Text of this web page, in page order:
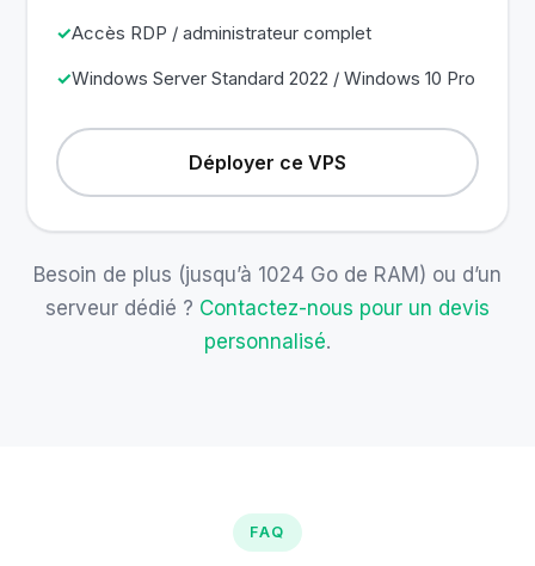
Accès RDP / administrateur complet
Windows Server Standard 2022 / Windows 10 Pro
Déployer ce VPS
Besoin de plus (jusqu’à 1024 Go de RAM) ou d’un
serveur dédié ? Contactez-nous pour un devis
personnalisé.
FAQ